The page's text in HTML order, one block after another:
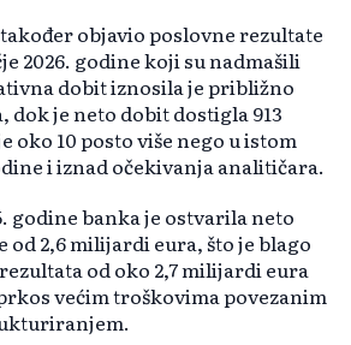
objavio poslovne rezultate
2026. godine koji su nadmašili
dobit iznosila je približno
dok je neto dobit dostigla 913
oko 10 posto više nego u istom
i iznad očekivanja analitičara.
godine banka je ostvarila neto
od 2,6 milijardi eura, što je blago
od oko 2,7 milijardi eura
većim troškovima povezanim